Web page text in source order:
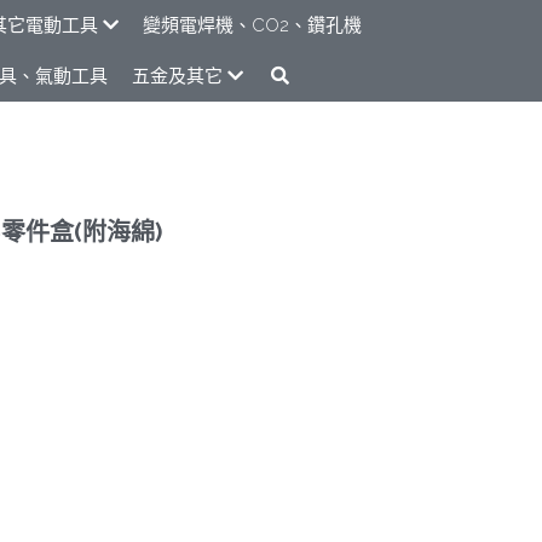
它電動工具 變頻電焊機、CO2、鑽孔機
、氣動工具 五金及其它
件盒(附海綿)